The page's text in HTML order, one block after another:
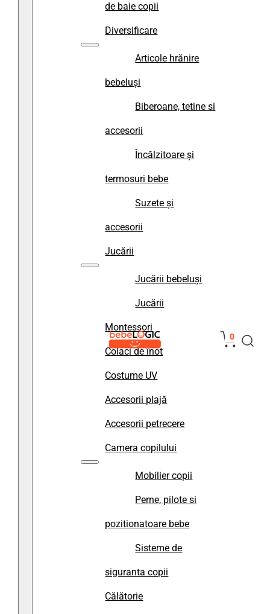
de baie copii
Diversificare
Articole hrănire
bebeluși
Biberoane, tetine si
accesorii
Încălzitoare și
termosuri bebe
Suzete și
accesorii
Jucării
Jucării bebeluși
Jucării
Montessori
Colaci de înot
Costume UV
Accesorii plajă
Accesorii petrecere
Camera copilului
Mobilier copii
Perne, pilote si
pozitionatoare bebe
Sisteme de
siguranta copii
Călătorie
0